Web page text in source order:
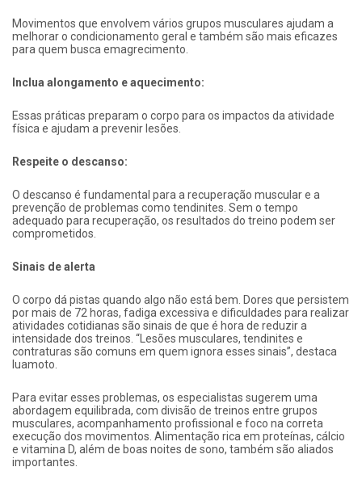
Movimentos que envolvem vários grupos musculares ajudam a
melhorar o condicionamento geral e também são mais eficazes
para quem busca emagrecimento.
Inclua alongamento e aquecimento:
Essas práticas preparam o corpo para os impactos da atividade
física e ajudam a prevenir lesões.
Respeite o descanso:
O descanso é fundamental para a recuperação muscular e a
prevenção de problemas como tendinites. Sem o tempo
adequado para recuperação, os resultados do treino podem ser
comprometidos.
Sinais de alerta
O corpo dá pistas quando algo não está bem. Dores que persistem
por mais de 72 horas, fadiga excessiva e dificuldades para realizar
atividades cotidianas são sinais de que é hora de reduzir a
intensidade dos treinos. “Lesões musculares, tendinites e
contraturas são comuns em quem ignora esses sinais”, destaca
Iuamoto.
Para evitar esses problemas, os especialistas sugerem uma
abordagem equilibrada, com divisão de treinos entre grupos
musculares, acompanhamento profissional e foco na correta
execução dos movimentos. Alimentação rica em proteínas, cálcio
e vitamina D, além de boas noites de sono, também são aliados
importantes.